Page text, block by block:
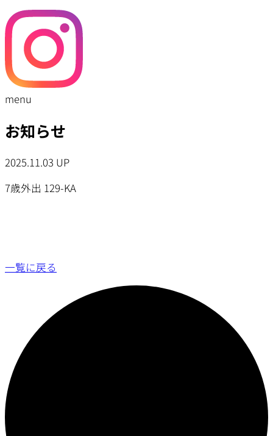
menu
お知らせ
2025.11.03 UP
7歳外出 129-KA
一覧に戻る